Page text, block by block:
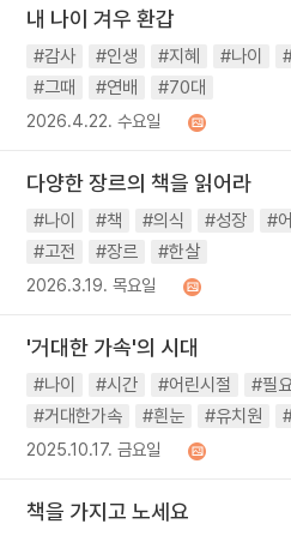
내 나이 겨우 환갑
#감사 #인생 #지혜 #나이
#그때
#연배 #70대
2026.4.22. 수요일
다양한 장르의 책을 읽어라
#나이 #책 #의식 #성장 #
#고전
#장르 #한살
2026.3.19. 목요일
'거대한 가속'의 시대
#나이 #시간 #어린시절 #필
#거대한가속
#흰눈 #유치원
2025.10.17. 금요일
책을 가지고 노세요